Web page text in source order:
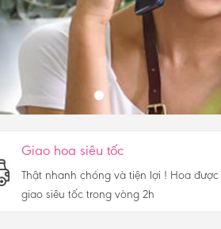
Giao hoa siêu tốc
Thật nhanh chóng và tiện lợi ! Hoa được
giao siêu tốc trong vòng 2h